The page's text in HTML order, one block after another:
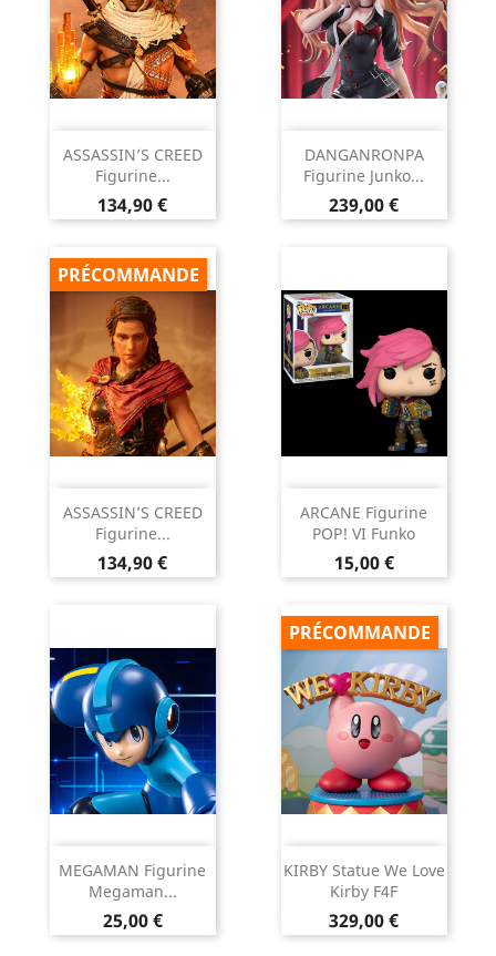
ASSASSIN’S CREED
Figurine...
Prix
134,90 €
DANGANRONPA
Figurine Junko...
Prix
239,00 €
ASSASSIN’S CREED
Figurine...
Prix
134,90 €
PRÉCOMMANDE
ARCANE Figurine
POP! VI Funko
Prix
15,00 €
MEGAMAN Figurine
Megaman...
Prix
25,00 €
KIRBY Statue We Love
Kirby F4F
Prix
329,00 €
PRÉCOMMANDE